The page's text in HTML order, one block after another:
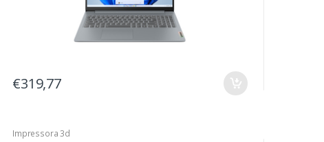
€319,77
Impressora 3d